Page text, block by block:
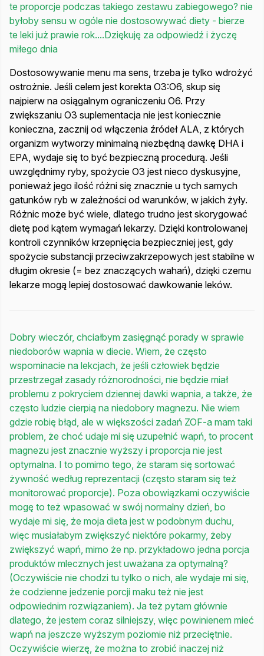
te proporcje podczas takiego zestawu zabiegowego? nie
byłoby sensu w ogóle nie dostosowywać diety - bierze
te leki już prawie rok....Dziękuję za odpowiedź i życzę
miłego dnia
Dostosowywanie menu ma sens, trzeba je tylko wdrożyć
ostrożnie. Jeśli celem jest korekta O3:O6, skup się
najpierw na osiągalnym ograniczeniu O6. Przy
zwiększaniu O3 suplementacja nie jest koniecznie
konieczna, zacznij od włączenia źródeł ALA, z których
organizm wytworzy minimalną niezbędną dawkę DHA i
EPA, wydaje się to być bezpieczną procedurą. Jeśli
uwzględnimy ryby, spożycie O3 jest nieco dyskusyjne,
ponieważ jego ilość różni się znacznie u tych samych
gatunków ryb w zależności od warunków, w jakich żyły.
Różnic może być wiele, dlatego trudno jest skorygować
dietę pod kątem wymagań lekarzy. Dzięki kontrolowanej
kontroli czynników krzepnięcia bezpieczniej jest, gdy
spożycie substancji przeciwzakrzepowych jest stabilne w
długim okresie (= bez znaczących wahań), dzięki czemu
lekarze mogą lepiej dostosować dawkowanie leków.
Dobry wieczór, chciałbym zasięgnąć porady w sprawie
niedoborów wapnia w diecie. Wiem, że często
wspominacie na lekcjach, że jeśli człowiek będzie
przestrzegał zasady różnorodności, nie będzie miał
problemu z pokryciem dziennej dawki wapnia, a także, że
często ludzie cierpią na niedobory magnezu. Nie wiem
gdzie robię błąd, ale w większości zadań ZOF-a mam taki
problem, że choć udaje mi się uzupełnić wapń, to procent
magnezu jest znacznie wyższy i proporcja nie jest
optymalna. I to pomimo tego, że staram się sortować
żywność według reprezentacji (często staram się też
monitorować proporcje). Poza obowiązkami oczywiście
mogę to też wpasować w swój normalny dzień, bo
wydaje mi się, że moja dieta jest w podobnym duchu,
więc musiałabym zwiększyć niektóre pokarmy, żeby
zwiększyć wapń, mimo że np. przykładowo jedna porcja
produktów mlecznych jest uważana za optymalną?
(Oczywiście nie chodzi tu tylko o nich, ale wydaje mi się,
że codzienne jedzenie porcji maku też nie jest
odpowiednim rozwiązaniem). Ja też pytam głównie
dlatego, że jestem coraz silniejszy, więc powinienem mieć
wapń na jeszcze wyższym poziomie niż przeciętnie.
Oczywiście wierzę, że można to zrobić inaczej niż